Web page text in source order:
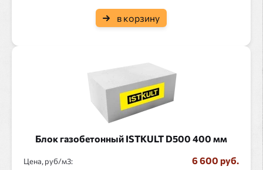
в корзину
Блок газобетонный ISTKULT D500 400 мм
Цена, руб/ : 6 600 руб.